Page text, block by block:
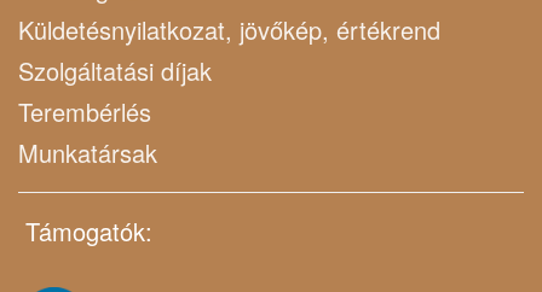
Küldetésnyilatkozat, jövőkép, értékrend
Szolgáltatási díjak
Terembérlés
Munkatársak
Támogatók: